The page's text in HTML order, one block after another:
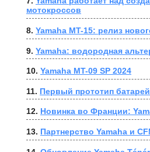
мотокроссов
8. Yamaha MT-15: релиз
9. Yamaha: водородная
10. Yamaha MT-09 SP 2024
11. Первый прототип
12. Новинка во Франции:
13. Партнерство Yamaha и